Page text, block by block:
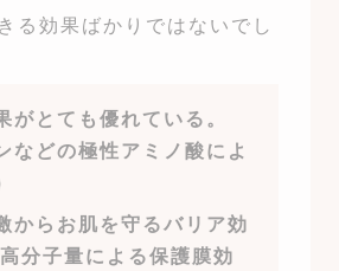
る効果ばかりではないでし
がとても優れている。
などの極性アミノ酸によ
からお肌を守るバリア効